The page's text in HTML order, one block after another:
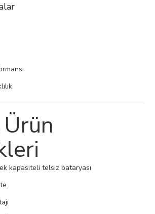
kapasiteli telsiz bataryası